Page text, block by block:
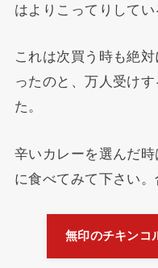
はよりこってりしてい
これは次買う時も絶
ったのと、万人受け
た。
辛いカレーを選んだ
に食べてみて下さい。
無印のチキンコ